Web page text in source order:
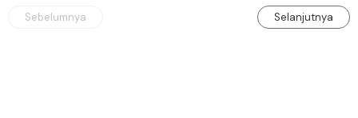
Sebelumnya Selanjutnya